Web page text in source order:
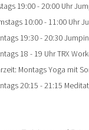
19:00 - 20:00 Uhr
10:00 - 11:00 Uhr
19:30 - 20:30
18 - 19 Uhr TRX
Montags Yoga mit
20:15 - 21:15